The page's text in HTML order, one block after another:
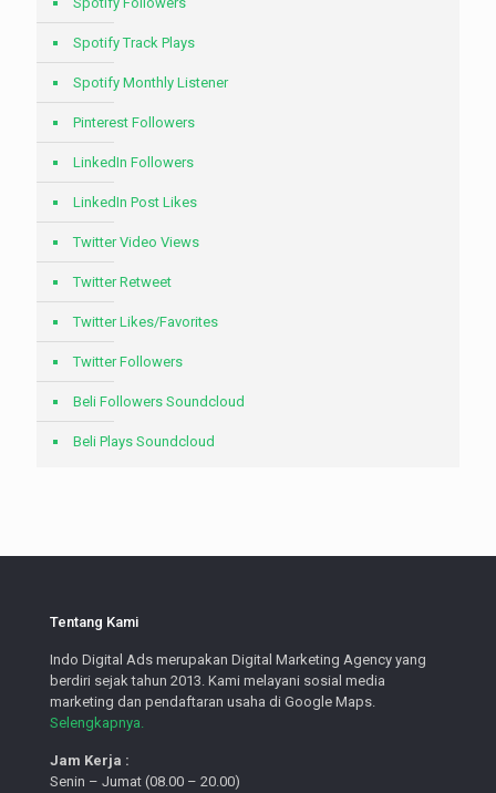
Spotify Track Plays
Spotify Monthly Listener
Pinterest Followers
LinkedIn Followers
LinkedIn Post Likes
Twitter Video Views
Twitter Retweet
Twitter Likes/Favorites
Twitter Followers
Beli Followers Soundcloud
Beli Plays Soundcloud
Tentang Kami
Indo Digital Ads merupakan Digital Marketing Agency yang
berdiri sejak tahun 2013. Kami melayani sosial media
marketing dan pendaftaran usaha di Google Maps.
Selengkapnya.
Jam Kerja :
Senin – Jumat (08.00 – 20.00)